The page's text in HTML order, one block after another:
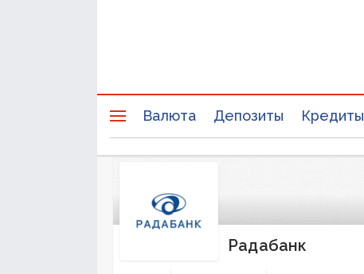
Валюта Депозиты Кредиты
Радабанк